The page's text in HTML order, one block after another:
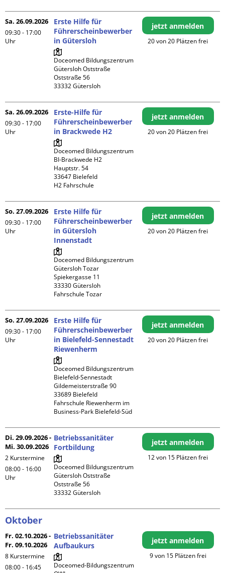
Sa. 26.09.2026
09:30 - 17:00
Uhr
Erste Hilfe für
Führerscheinbewerber
in Gütersloh
Doceomed Bildungszentrum
Gütersloh Oststraße
Oststraße 56
jetzt anmelden
20 von 20 Plätzen frei
Sa. 26.09.2026
09:30 - 17:00
Uhr
Erste-Hilfe für
Führerscheinbewerber
in Brackwede H2
Doceomed Bildungszentrum
BI-Brackwede H2
Hauptstr. 54
33647 Bielefeld
H2 Fahrschule
jetzt anmelden
20 von 20 Plätzen frei
So. 27.09.2026
09:30 - 17:00
Uhr
Erste Hilfe für
Führerscheinbewerber
in Gütersloh
Innenstadt
Doceomed Bildungszentrum
Gütersloh Tozar
Spiekergasse 11
33330 Gütersloh
Fahrschule Tozar
jetzt anmelden
20 von 20 Plätzen frei
So. 27.09.2026
09:30 - 17:00
Uhr
Erste Hilfe für
Führerscheinbewerber
in Bielefeld-Sennestadt
Riewenherm
Doceomed Bildungszentrum
Bielefeld-Sennestadt
Gildemeisterstraße 90
33689 Bielefeld
Fahrschule Riewenherm im
Business-Park Bielefeld-Süd
jetzt anmelden
20 von 20 Plätzen frei
Di. 29.09.2026 -
Mi. 30.09.2026
2 Kurstermine
08:00 - 16:00
Uhr
Betriebssanitäter
Fortbildung
Doceomed Bildungszentrum
Gütersloh Oststraße
Oststraße 56
jetzt anmelden
12 von 15 Plätzen frei
Oktober
Fr. 02.10.2026 -
Fr. 09.10.2026
8 Kurstermine
08:00 - 16:45
Betriebssanitäter
Aufbaukurs
Doceomed-Bildungszentrum
jetzt anmelden
9 von 15 Plätzen frei